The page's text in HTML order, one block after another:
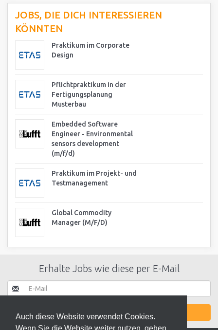
Auch diese Website verwendet Cookies.
JOBS, DIE DICH INTERESSIEREN
KÖNNTEN
Praktikum im Corporate
Design
Pflichtpraktikum in der
Fertigungsplanung
Musterbau
Embedded Software
Engineer - Environmental
sensors development
(m/f/d)
Praktikum im Projekt- und
Testmanagement
Global Commodity
Manager (M/F/D)
Erhalte Jobs wie diese per E-Mail
JETZT AKTIVIEREN